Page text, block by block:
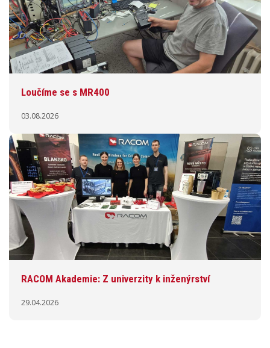
Loučíme se s MR400
03.08.2026
RACOM Akademie: Z univerzity k inženýrství
29.04.2026